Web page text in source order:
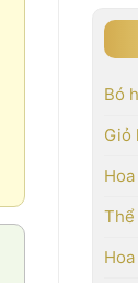
Bó
Giỏ
Thể